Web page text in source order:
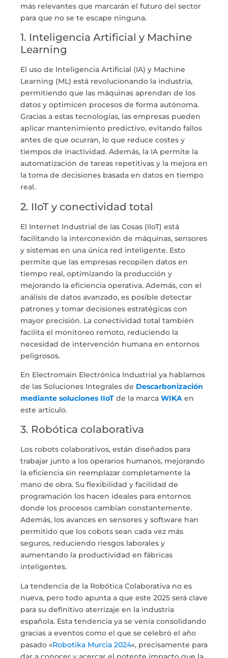
más relevantes que marcarán el futuro del sector
para que no se te escape ninguna.
1. Inteligencia Artificial y Machine
Learning
El uso de Inteligencia Artificial (IA) y Machine
Learning (ML) está revolucionando la industria,
permitiendo que las máquinas aprendan de los
datos y optimicen procesos de forma autónoma.
Gracias a estas tecnologías, las empresas pueden
aplicar mantenimiento predictivo, evitando fallos
antes de que ocurran, lo que reduce costes y
tiempos de inactividad. Además, la IA permite la
automatización de tareas repetitivas y la mejora en
la toma de decisiones basada en datos en tiempo
real.
2. IIoT y conectividad total
El Internet Industrial de las Cosas (IIoT) está
facilitando la interconexión de máquinas, sensores
y sistemas en una única red inteligente. Esto
permite que las empresas recopilen datos en
tiempo real, optimizando la producción y
mejorando la eficiencia operativa. Además, con el
análisis de datos avanzado, es posible detectar
patrones y tomar decisiones estratégicas con
mayor precisión. La conectividad total también
facilita el monitoreo remoto, reduciendo la
necesidad de intervención humana en entornos
peligrosos.
En Electromain Electrónica Industrial ya hablamos
de las Soluciones Integrales de Descarbonización
mediante soluciones IIoT de la marca WIKA en
este artículo.
3. Robótica colaborativa
Los robots colaborativos, están diseñados para
trabajar junto a los operarios humanos, mejorando
la eficiencia sin reemplazar completamente la
mano de obra. Su flexibilidad y facilidad de
programación los hacen ideales para entornos
donde los procesos cambian constantemente.
Además, los avances en sensores y software han
permitido que los cobots sean cada vez más
seguros, reduciendo riesgos laborales y
aumentando la productividad en fábricas
inteligentes.
La tendencia de la Robótica Colaborativa no es
nueva, pero todo apunta a que este 2025 será clave
para su definitivo aterrizaje en la industria
española. Esta tendencia ya se venía consolidando
gracias a eventos como el que se celebró el año
pasado «Robotika Murcia 2024«, precisamente para